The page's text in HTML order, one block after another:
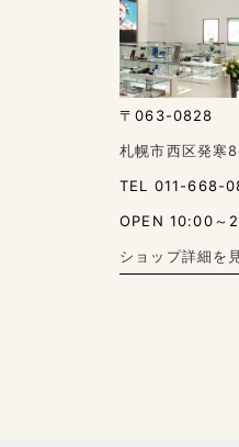
〒063-0828
札幌市西区発寒
TEL 011-668-
OPEN 10:00～
ショップ詳細を